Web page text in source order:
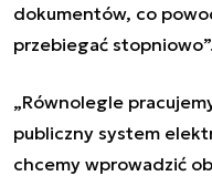
dokumentów, co
przebiegać
„Równolegle
publiczny system
chcemy wprowadzić